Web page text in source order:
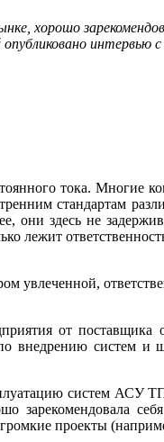
хорошо
опубликовано
тока. Многие
стандартам
здесь не
лежит
увлеченной,
от поставщика
внедрению систем и
зарекомендовала
проекты